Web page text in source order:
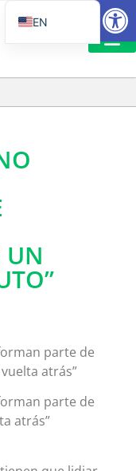
UN
parte de
atrás”
parte de
atrás”
EN
IT